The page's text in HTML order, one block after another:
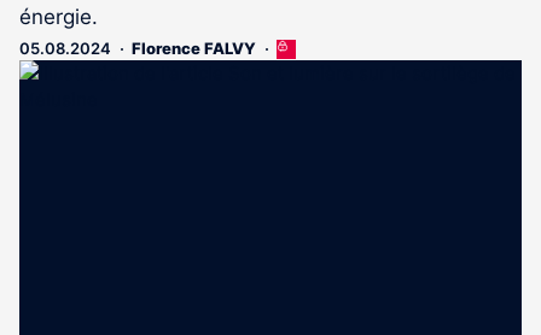
énergie.
05.08.2024 Florence FALVY
Cet